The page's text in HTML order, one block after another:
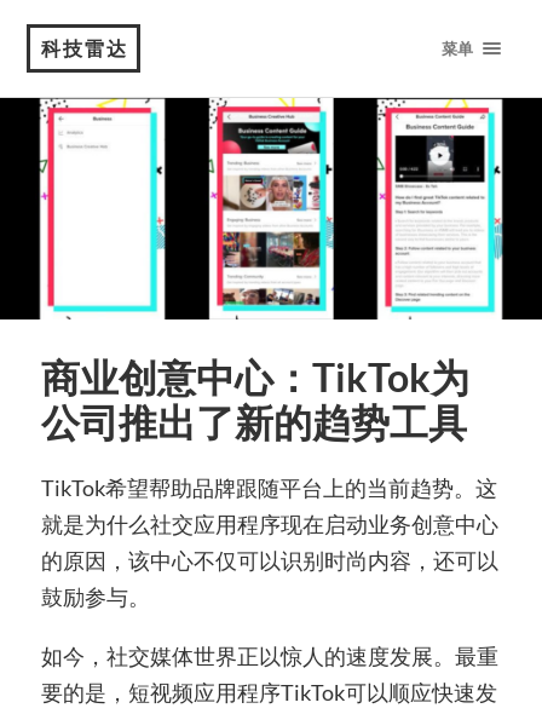
科技雷达 菜单
商业创意中心：TikTok为
公司推出了新的趋势工具
TikTok希望帮助品牌跟随平台上的当前趋势。这
就是为什么社交应用程序现在启动业务创意中心
的原因，该中心不仅可以识别时尚内容，还可以
鼓励参与。
如今，社交媒体世界正以惊人的速度发展。最重
要的是，短视频应用程序TikTok可以顺应快速发